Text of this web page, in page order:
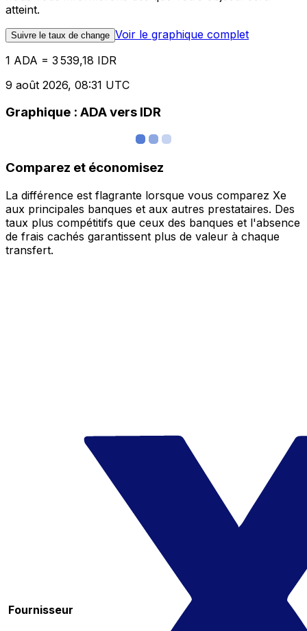
atteint.
Suivre le taux de change Voir le graphique complet
1 ADA = 3 539,18 IDR
9 août 2026, 08:31 UTC
Graphique : ADA vers IDR
Comparez et économisez
La différence est flagrante lorsque vous comparez Xe
aux principales banques et aux autres prestataires. Des
taux plus compétitifs que ceux des banques et l'absence
de frais cachés garantissent plus de valeur à chaque
transfert.
Fournisseur